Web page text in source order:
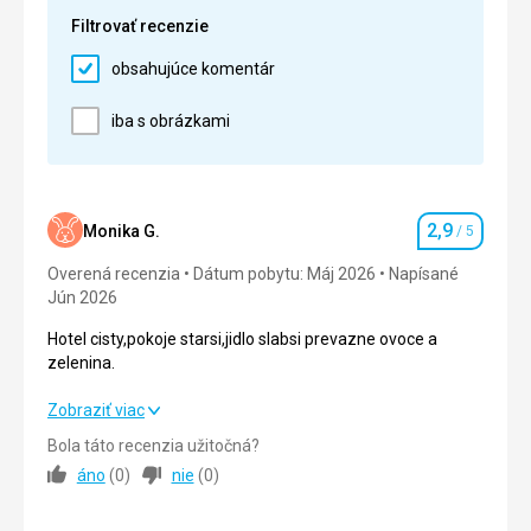
Google Translate
Pláž
Krásná,čisté moře až na jeden den,kdy tam byl
bordel v moři.Úžasně teplé
Ubytovanie
Pokoj čistý,každý den uklízejí.Akorát špatně řešený
záchod, hrozně málo místa.
Služby
Milý,příjemný personál
Táto recenzia bola preložená automaticky pomocou
Google Translate
Filtrovať recenzie
obsahujúce komentár
iba s obrázkami
Monika G. Hodnotenie
2,9 / 5
Overená recenzia Dátum pobytu: Máj 2026
Napísané
Jún 2026
Hotel cisty,pokoje starsi,jidlo slabsi prevazne ovoce a
zelenina.
Hotel cisty,pokoje starsi,jidlo slabsi prevazne ovoce a
zelenina.
Strava
Zobraziť viac
Bola táto recenzia užitočná?
áno (0) nie (0)